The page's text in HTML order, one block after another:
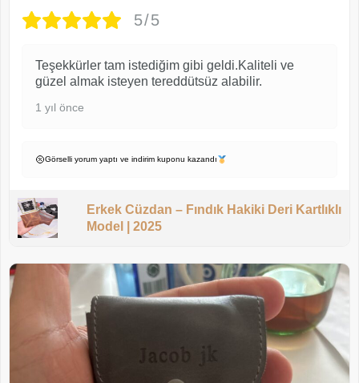
5/5
Teşekkürler tam istediğim gibi geldi.Kaliteli ve
güzel almak isteyen tereddütsüz alabilir.
1 yıl önce
Görselli yorum yaptı ve indirim kuponu kazandı
Erkek Cüzdan – Fındık Hakiki Deri Kartlıklı
Model | 2025